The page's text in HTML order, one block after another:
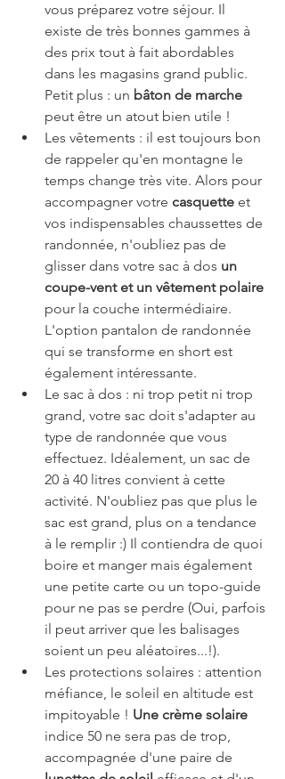
vous préparez votre séjour. Il
existe de très bonnes gammes à
des prix tout à fait abordables
dans les magasins grand public.
Petit plus : un bâton de marche
peut être un atout bien utile !
Les vêtements : il est toujours bon
de rappeler qu'en montagne le
temps change très vite. Alors pour
accompagner votre casquette et
vos indispensables chaussettes de
randonnée, n'oubliez pas de
glisser dans votre sac à dos un
coupe-vent et un vêtement polaire
pour la couche intermédiaire.
L'option pantalon de randonnée
qui se transforme en short est
également intéressante.
Le sac à dos : ni trop petit ni trop
grand, votre sac doit s'adapter au
type de randonnée que vous
effectuez. Idéalement, un sac de
20 à 40 litres convient à cette
activité. N'oubliez pas que plus le
sac est grand, plus on a tendance
à le remplir :) Il contiendra de quoi
boire et manger mais également
une petite carte ou un topo-guide
pour ne pas se perdre (Oui, parfois
il peut arriver que les balisages
soient un peu aléatoires...!).
Les protections solaires : attention
méfiance, le soleil en altitude est
impitoyable ! Une crème solaire
indice 50 ne sera pas de trop,
accompagnée d'une paire de